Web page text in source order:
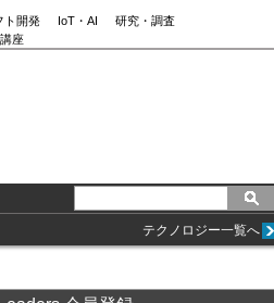
ト開発 IoT・AI
研究・調査
座
テクノロジー一覧へ